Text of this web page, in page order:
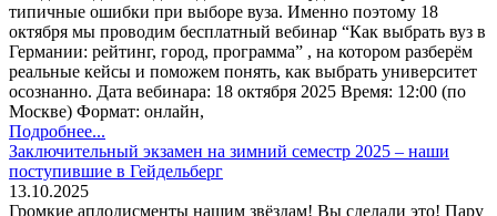
типичные ошибки при выборе вуза. Именно поэтому 18
октября мы проводим бесплатный вебинар “Как выбрать вуз в
Германии: рейтинг, город, программа” , на котором разберём
реальные кейсы и поможем понять, как выбрать университет
осознанно. Дата вебинара: 18 октября 2025 Время: 12:00 (по
Москве) Формат: онлайн,
Подробнее...
Заключительный экзамен на зимний семестр 2025 – наши
поступившие в Гейдельберг
13.10.2025
Громкие аплодисменты нашим звёздам! Вы сделали это! Пару